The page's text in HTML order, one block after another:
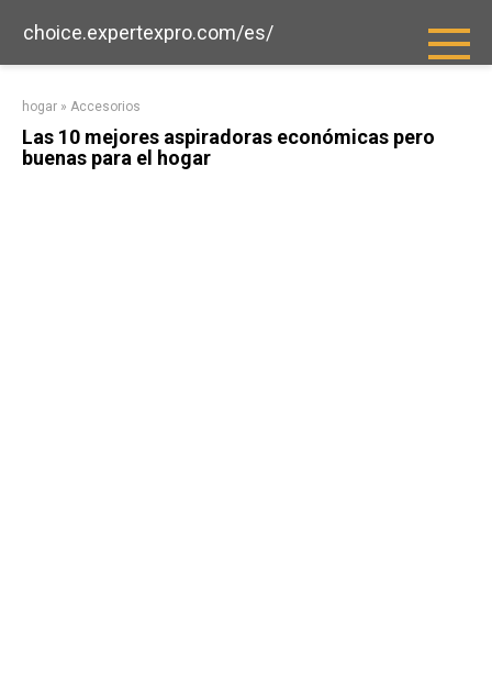
choice.expertexpro.com/es/
hogar » Accesorios
Las 10 mejores aspiradoras económicas pero
buenas para el hogar